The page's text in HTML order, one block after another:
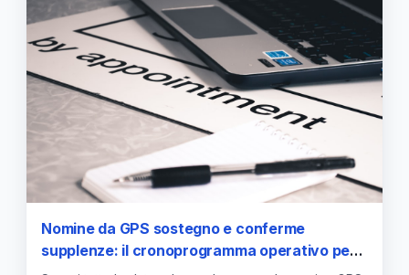
Nomine da GPS sostegno e conferme
supplenze: il cronoprogramma operativo per il